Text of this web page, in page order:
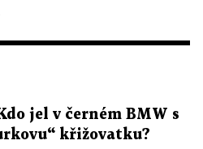
jel v černém BMW s
křižovatku?